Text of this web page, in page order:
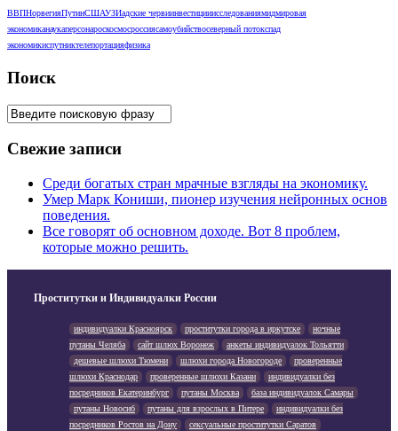
ВВПНорвегияПутинСШАУЗИадские червиинвестицииисследованиямидмировая
экономиканаукаперсонароскосмосроссиясамоубийствосеверный потокспад
экономикиспутниктелепортацияфизика
Поиск
Свежие записи
Среди богатых стран мрачные взгляды на экономику.
Умер Марк Кониши, пионер изучения нейронных основ
поведения.
Все говорят об основном доходе. Вот 8 проблем,
которые можно решить.
Проститутки и Индивидуалки России
индивидуалки Красноярск проститутки города в иркутске
ночные
путаны Челяба
сайт шлюх Воронеж
анкеты индивидуалок Тольятти
дешевые шлюхи Тюмени
шлюхи города Новогороде
проверенные
шлюхи Краснодар
проверенные шлюхи Казани
индивидуалки без
посредников Екатеринбург
путаны Москва
база индивидуалок Самары
путаны Новосиб
путаны для взрослых в Питере
индивидуалки без
посредников Ростов на Дону
сексуальные проститутки Саратов